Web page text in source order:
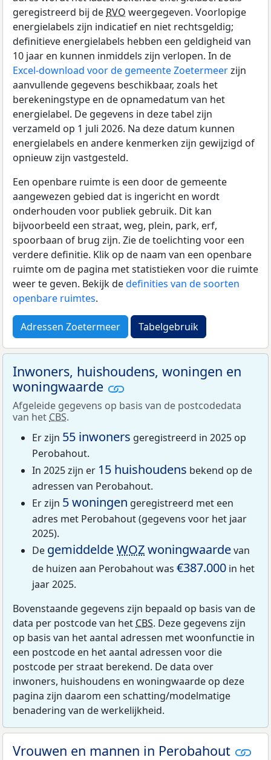
geregistreerd bij de RVO weergegeven. Voorlopige
energielabels zijn indicatief en niet rechtsgeldig;
definitieve energielabels hebben een geldigheid van
10 jaar en kunnen inmiddels zijn verlopen. In de
Excel-download voor de gemeente Zoetermeerzijn
aanvullende gegevens beschikbaar, zoals het
berekeningstype en de opnamedatum van het
energielabel. De gegevens in deze tabel zijn
verzameld op 1 juli 2026. Na deze datum kunnen
energielabels en andere kenmerken zijn gewijzigd of
opnieuw zijn vastgesteld.
Een openbare ruimte is een door de gemeente
aangewezen gebied dat is ingericht en wordt
onderhouden voor publiek gebruik. Dit kan
bijvoorbeeld een straat, weg, plein, park, erf,
spoorbaan of brug zijn. Zie de toelichting voor een
verdere definitie. Klik op de naam van een openbare
ruimte om de pagina met statistieken voor die ruimte
weer te geven. Bekijk dedefinities van de soorten
openbare ruimtes.
Adressen Zoetermeer Tabelgebruik
Inwoners, huishoudens, woningen en
woningwaarde
Afgeleide gegevens op basis van de postcodedata
van het CBS.
Er zijn 55 inwoners geregistreerd in 2025 op
Perobahout.
In 2025 zijn er 15 huishoudens bekend op de
adressen van Perobahout.
Er zijn 5 woningen geregistreerd met een
adres met Perobahout (gegevens voor het jaar
2025).
De gemiddeldeWOZwoningwaardevan
de huizen aan Perobahout was €387.000 in het
jaar 2025.
Bovenstaande gegevens zijn bepaald op basis van de
data per postcode van het CBS. Deze gegevens zijn
op basis van het aantal adressen met woonfunctie in
een postcode en het aantal adressen voor die
postcode per straat berekend. De data over
inwoners, huishoudens en woningwaarde op deze
pagina zijn daarom een schatting/modelmatige
benadering van de werkelijkheid.
Vrouwen en mannen in Perobahout